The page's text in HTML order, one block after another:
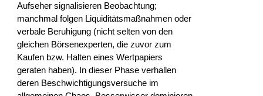
Aufseher signalisieren Beobachtung;
manchmal folgen Liquiditätsmaßnahmen oder
verbale Beruhigung (nicht selten von den
gleichen Börsenexperten, die zuvor zum
Kaufen bzw. Halten eines Wertpapiers
geraten haben). In dieser Phase verhallen
deren Beschwichtigungsversuche im